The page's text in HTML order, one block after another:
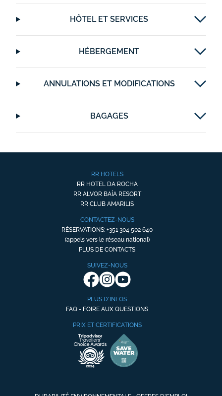
HÔTEL ET SERVICES
HÉBERGEMENT
ANNULATIONS ET MODIFICATIONS
BAGAGES
RR HOTELS
RR HOTEL DA ROCHA
RR ALVOR BAÍA RESORT
RR CLUB AMARILIS
CONTACTEZ-NOUS
RÉSERVATIONS: +351 304 502 640
(appels vers le réseau national)
PLUS DE CONTACTS
SUIVEZ-NOUS
PLUS D'INFOS
FAQ - FOIRE AUX QUESTIONS
PRIX ET CERTIFICATIONS